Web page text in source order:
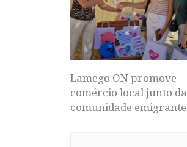
Lamego ON promove
comércio local junto da
comunidade emigrante